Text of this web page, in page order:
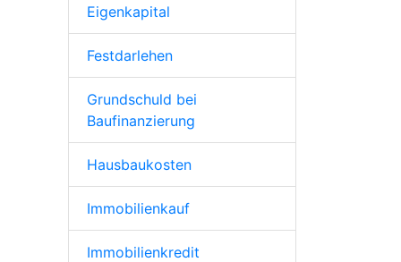
Eigenkapital
Festdarlehen
Grundschuld bei
Baufinanzierung
Hausbaukosten
Immobilienkauf
Immobilienkredit